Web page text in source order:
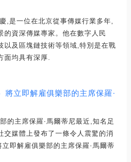
,是一位在北京從事傳媒行業多年,
的資深傳媒專家。他在數字人民
以及區塊鏈技術等領域,特別是在戰
面均具有深厚.
立即解雇俱樂部的主席保羅·
的主席保羅·馬爾蒂尼最近,知名足
交媒體上發布了一條令人震驚的消
即解雇俱樂部的主席保羅·馬爾蒂